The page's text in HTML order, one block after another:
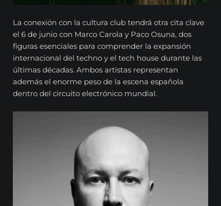
La conexión con la cultura club tendrá otra cita clave
el 6 de junio con Marco Carola y Paco Osuna, dos
figuras esenciales para comprender la expansión
internacional del techno y el tech house durante las
últimas décadas. Ambos artistas representan
además el enorme peso de la escena española
dentro del circuito electrónico mundial.